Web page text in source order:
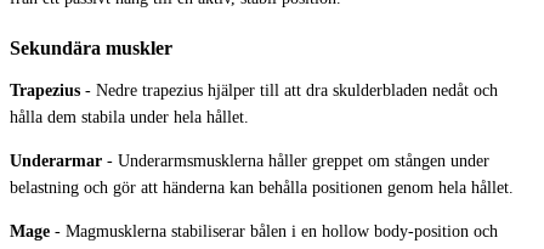
Sekundära muskler
Trapezius - Nedre trapezius hjälper till att dra skulderbladen nedåt och
hålla dem stabila under hela hållet.
Underarmar - Underarmsmusklerna håller greppet om stången under
belastning och gör att händerna kan behålla positionen genom hela hållet.
Mage - Magmusklerna stabiliserar bålen i en hollow body-position och